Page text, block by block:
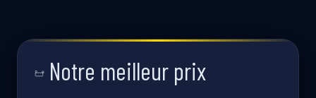
Notre meilleur prix